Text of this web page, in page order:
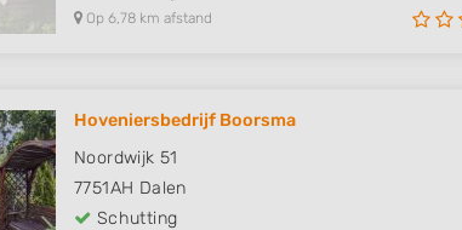
Op 6,78 km afstand
Hoveniersbedrijf Boorsma
Noordwijk 51
7751AH Dalen
Schutting